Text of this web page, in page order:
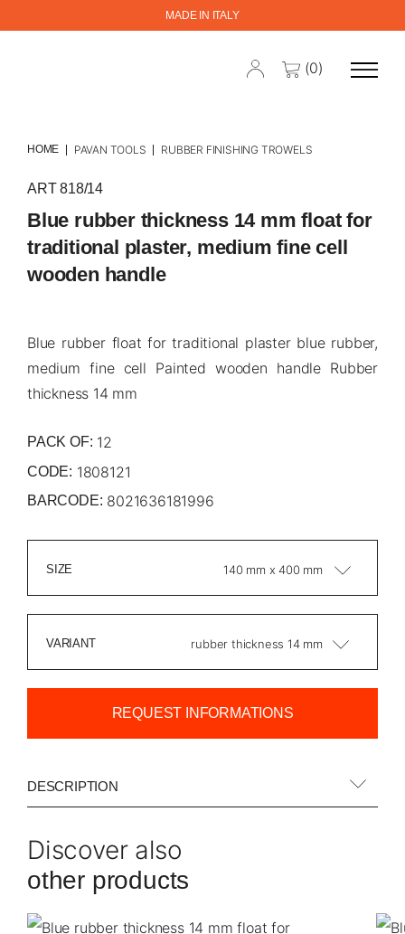
MADE IN ITALY
(0)
HOME PAVAN TOOLS RUBBER FINISHING TROWELS
ART 818/14
Blue rubber thickness 14 mm float for
traditional plaster, medium fine cell
wooden handle
Blue rubber float for traditional plaster blue rubber,
medium fine cell Painted wooden handle Rubber
thickness 14 mm
PACK OF: 12
CODE: 1808121
BARCODE: 8021636181996
SIZE 140 mm x 400 mm
VARIANT rubber thickness 14 mm
REQUEST INFORMATIONS
DESCRIPTION
Discover also
other products